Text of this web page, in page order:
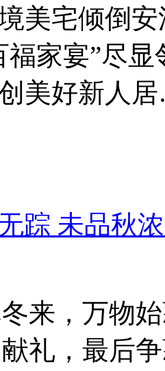
美宅倾倒
福家宴”尽
美好新人
踪 未品秋
来，万物
礼，最后